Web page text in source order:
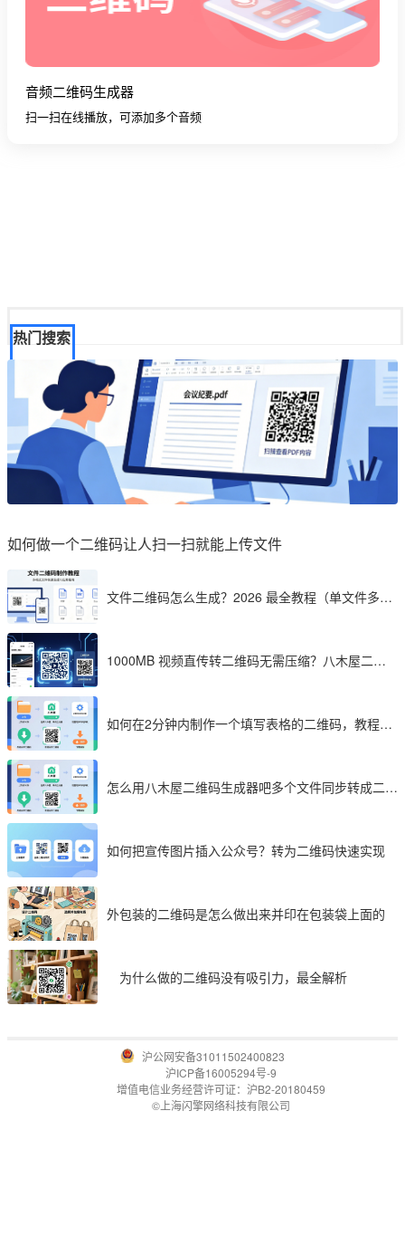
音频二维码生成器
扫一扫在线播放，可添加多个音频
热门搜索
如何做一个二维码让人扫一扫就能上传文件
文件二维码怎么生成？2026 最全教程（单文件多文
1000MB 视频直传转二维码无需压缩？八木屋二维
如何在2分钟内制作一个填写表格的二维码，教程分
怎么用八木屋二维码生成器吧多个文件同步转成二维
如何把宣传图片插入公众号？转为二维码快速实现
外包装的二维码是怎么做出来并印在包装袋上面的
为什么做的二维码没有吸引力，最全解析
沪公网安备31011502400823
沪ICP备16005294号-9
增值电信业务经营许可证：沪B2-20180459
©上海闪擎网络科技有限公司